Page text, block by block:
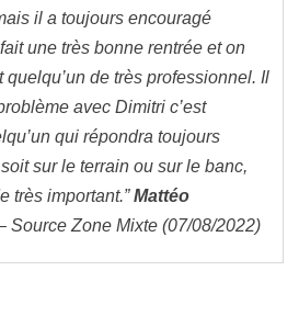
il a toujours encouragé
une très bonne rentrée et on
quelqu’un de très professionnel. Il
avec Dimitri c’est
qui répondra toujours
sur le terrain ou sur le banc,
très important.” Mattéo
Source Zone Mixte (07/08/2022)